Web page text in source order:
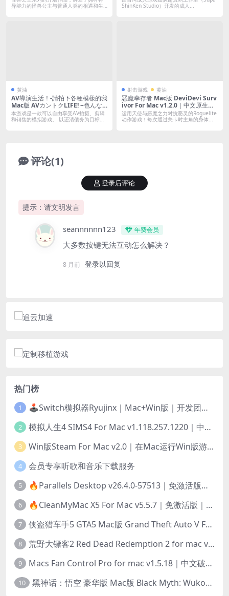
异能力的怪兽公主与普通人类的相遇和生
ShinKen Studio）开发的成人...
黄油
AV導演生活！-請拍下各種模樣的我
Mac版 AVカントクLIFE! ~色んな
わたしを撮ってください~ For Mac
v1.239｜中文移植版｜亲手制作A
本游戏是一款可以自由享受AV拍摄、剪辑
和销售的模拟游戏。 以还清债务为目标的
射击游戏 黄油
恶魔幸存者 Mac版 DeviDevi Surv
ivor For Mac v1.2.0｜中文原生版
｜R18全向射击Roguelite动作游戏
+特典画像
运用天使与恶魔之力对抗恶灵的Roguelite
动作游戏！每次通过关卡时主角的身体...
评论(1)
提示：请文明发言
登录后评论
seannnnnn123 年费会员
大多数按键无法互动怎么解决？
8 月前 登录以回复
热门榜
1 🕹️Switch模拟器Ryujinx｜Mac+Win版｜开发团队已解散此乃最后的绝唱版本
2 模拟人生4 SIMS4 For Mac v1.118.257.1220｜中文原生版｜无限金币｜全100DLC
3 Win版Steam For Mac v2.0｜在Mac运行Win版游戏！｜升级GPTK4.0支持！
4 会员专享听歌和音乐下载服务
5 🔥Parallels Desktop v26.4.0-57513｜免激活版｜在Mac上安装Windows/Linux等系统[赠Windows激活]
6 🔥CleanMyMac X5 For Mac v5.5.7｜免激活版｜macOS系统优化/清理神器
7 侠盗猎车手5 GTA5 Mac版 Grand Theft Auto V For Mac｜中文破解版
8 荒野大镖客2 Red Dead Redemption 2 for mac v1436.28｜中文移植版｜最好玩的开放世界游戏
9 Macs Fan Control Pro for mac v1.5.18｜中文破解版｜风扇监控与控制工具
10 黑神话：悟空 豪华版 Mac版 Black Myth: Wukong For Mac v1.0.21.23831｜国语中文移植版｜仅限终身VIP交流学习｜含Mac+Win版